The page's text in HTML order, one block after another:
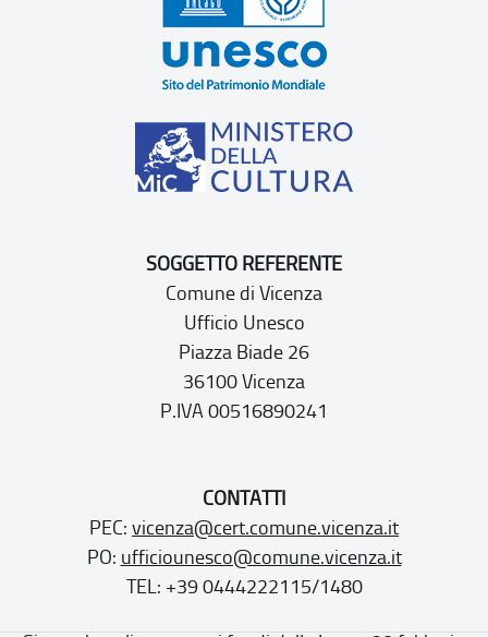
SOGGETTO REFERENTE
Comune di Vicenza
Ufficio Unesco
Piazza Biade 26
36100 Vicenza
P.IVA 00516890241
CONTATTI
PEC: vicenza@cert.comune.vicenza.it
PO: ufficiounesco@comune.vicenza.it
TEL: +39 0444222115/1480